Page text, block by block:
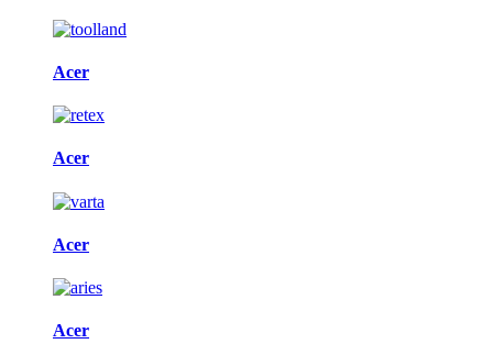
Acer
Acer
Acer
Acer